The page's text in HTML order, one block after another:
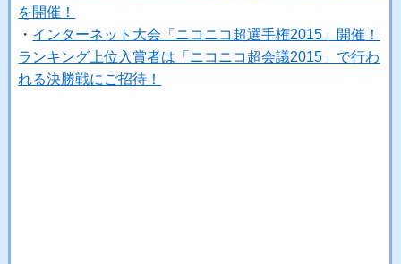
を開催！
・ インターネット大会「ニコニコ超選手権2015」開催！
ランキング上位入賞者は「ニコニコ超会議2015」で行わ
れる決勝戦にご招待！